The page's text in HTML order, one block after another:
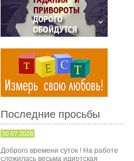
Последние просьбы
30.07.2026
Доброго времени суток ! На работе
сложилась весьма идиотская